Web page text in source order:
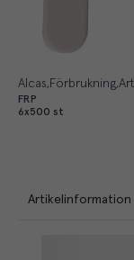
Alcas Förbrukning
FRP
6x500 st
Artikelinformation